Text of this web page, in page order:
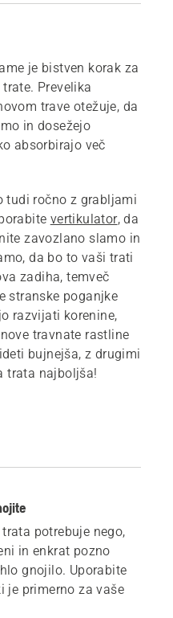
je bistven korak za
Prevelika
trave otežuje, da
in dosežejo
absorbirajo več
tudi ročno z grabljami
vertikulator, da
zavozlano slamo in
da bo to vaši trati
zadiha, temveč
stranske poganjke
razvijati korenine,
travnate rastline
bujnejša, z drugimi
trata najboljša!
potrebuje nego,
in enkrat pozno
gnojilo. Uporabite
je primerno za vaše